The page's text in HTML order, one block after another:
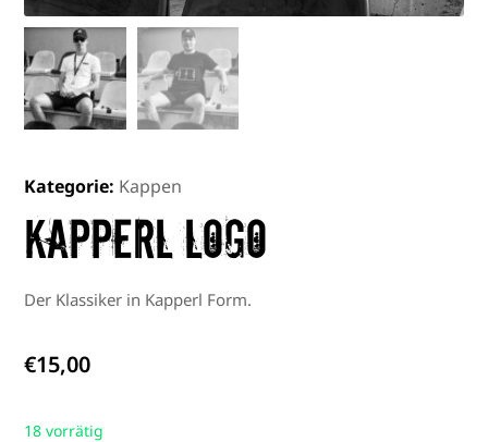
Kategorie: Kappen
Kapperl Logo
Der Klassiker in Kapperl Form.
€15,00
18 vorrätig